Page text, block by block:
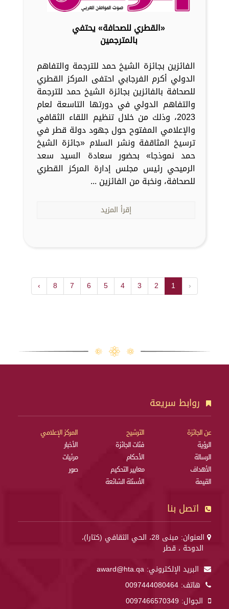
«القطري للصحافة» يحتفي
بالمترجمين
الفائزين بجائزة الشيخ حمد للترجمة والتفاهم
الدولي أكرم الفرجابي احتفى المركز القطري
للصحافة بالفائزين بجائزة الشيخ حمد للترجمة
والتفاهم الدولي في دورتها التاسعة لعام
2023، وذلك من خلال تنظيم اللقاء الثقافي
والإعلامي المفتوح حول جهود دولة قطر في
ترسيخ المثاقفة ونشر السلام «جائزة الشيخ
حمد نموذجا» بحضور سعادة السيد سعد
الرميحي رئيس مجلس إدارة المركز القطري
للصحافة، ونخبة من الفائزين ...
إقرأ المزيد
‹
1
2
3
4
5
6
7
8
›
روابط سريعة
عن الجائزة
الرؤية
الرسالة
الأهداف
القيمة
الترشيح
فئات الجائزة
الأحكام
معايير التحكيم
الأسئلة الشائعة
المركز الإعلامي
الأخبار
مرئيات
صور
اتصل بنا
العنوان: مبنى 28، الحي الثقافي (كتارا)،
الدوحة ، قطر
البريد الإلكتروني: award@hta.qa
هاتف: 0097444080464
الجوال: 0097466570349